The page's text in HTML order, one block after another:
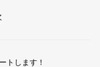
トします！